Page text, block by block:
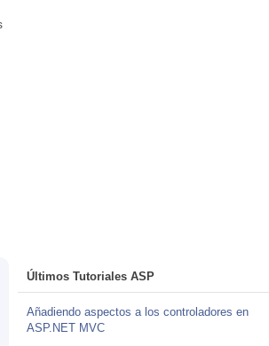
Últimos Tutoriales ASP
Añadiendo aspectos a los controladores en
ASP.NET MVC